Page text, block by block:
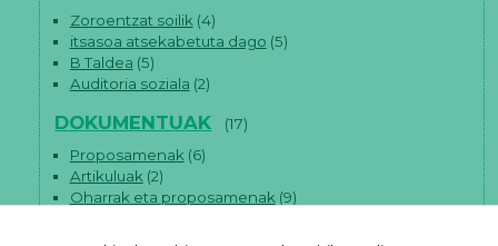
Zoroentzat soilik (4)
itsasoa atsekabetuta dago (5)
B Taldea (5)
Auditoria soziala (2)
DOKUMENTUAK
(17)
Proposamenak (6)
Artikuluak (2)
Oharrak eta proposamenak (9)